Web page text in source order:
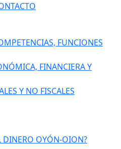
FUNCIONES
FINANCIERA Y
Y NO FISCALES
DINERO OYÓN-OION?